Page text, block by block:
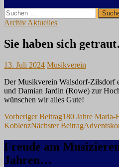
Suchen
nach:
Archiv Aktuelles
Sie haben sich
13. Juli 2024 Musikverein
Der Musikverein Walsdorf-Zilsdorf
und Damian Jardin (Rowe) zur
wünschen wir alles Gute!
Beitragsnavigation
Vorheriger Beitrag180 Jahre
KoblenzNächster Beitrag
Freude am
Jahren…